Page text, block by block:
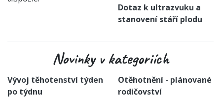
Dotaz k ultrazvuku a
stanovení stáří plodu
Novinky v kategoriích
Vývoj těhotenství týden
po týdnu
Otěhotnění - plánované
rodičovství